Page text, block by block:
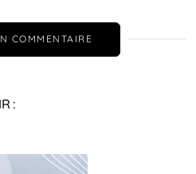
COMMENTAIRE
: